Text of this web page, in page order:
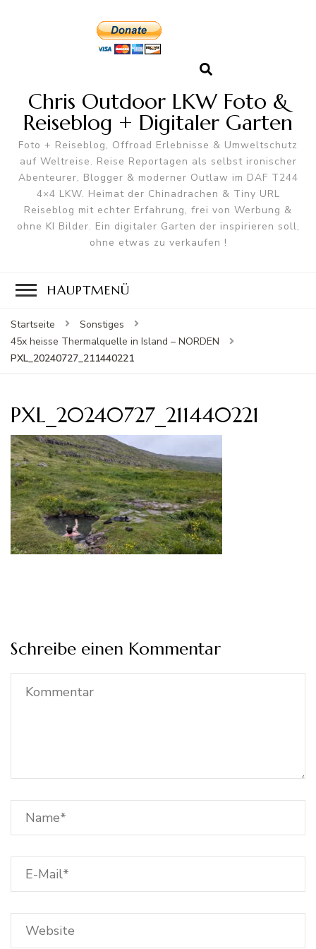
Chris Outdoor LKW Foto &
Reiseblog + Digitaler Garten
Foto + Reiseblog, Offroad Erlebnisse & Umweltschutz
auf Weltreise. Reise Reportagen als selbst ironischer
Abenteurer, Blogger & moderner Outlaw im DAF T244
4×4 LKW. Heimat der Chinadrachen & Tiny URL
Reiseblog mit echter Erfahrung, frei von Werbung &
ohne KI Bilder. Ein digitaler Garten der inspirieren soll,
ohne etwas zu verkaufen !
HAUPTMENÜ
Startseite
Sonstiges
45x heisse Thermalquelle in Island – NORDEN
PXL_20240727_211440221
PXL_20240727_211440221
Schreibe einen Kommentar